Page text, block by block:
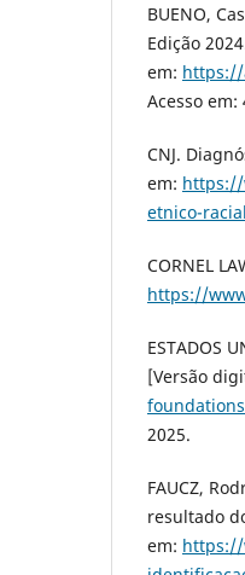
BUENO,
Edição
em: https://
Acesso em:
CNJ.
em:
etnico-
CORNEL
https://
ESTADOS
[Versão
2025.
FAUCZ,
resultado
em: https://